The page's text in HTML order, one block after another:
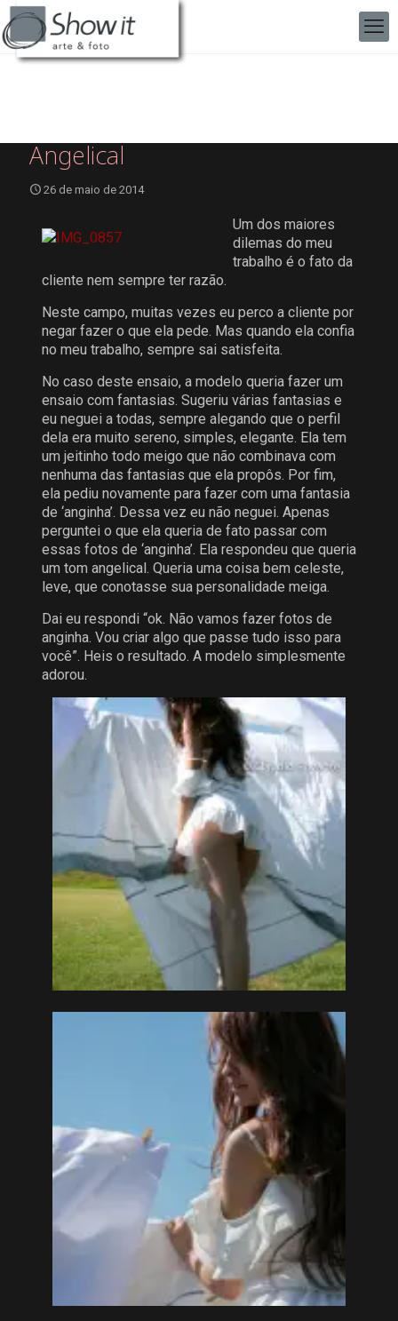
Angelical
26 de maio de 2014
Um dos maiores
dilemas do meu
trabalho é o fato da
cliente nem sempre ter razão.
Neste campo, muitas vezes eu perco a cliente por
negar fazer o que ela pede. Mas quando ela confia
no meu trabalho, sempre sai satisfeita.
No caso deste ensaio, a modelo queria fazer um
ensaio com fantasias. Sugeriu várias fantasias e
eu neguei a todas, sempre alegando que o perfil
dela era muito sereno, simples, elegante. Ela tem
um jeitinho todo meigo que não combinava com
nenhuma das fantasias que ela propôs. Por fim,
ela pediu novamente para fazer com uma fantasia
de ‘anginha’. Dessa vez eu não neguei. Apenas
perguntei o que ela queria de fato passar com
essas fotos de ‘anginha’. Ela respondeu que queria
um tom angelical. Queria uma coisa bem celeste,
leve, que conotasse sua personalidade meiga.
Dai eu respondi “ok. Não vamos fazer fotos de
anginha. Vou criar algo que passe tudo isso para
você”. Heis o resultado. A modelo simplesmente
adorou.